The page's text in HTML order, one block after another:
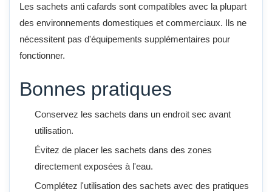
Les sachets anti cafards sont compatibles avec la plupart
des environnements domestiques et commerciaux. Ils ne
nécessitent pas d'équipements supplémentaires pour
fonctionner.
Bonnes pratiques
Conservez les sachets dans un endroit sec avant
utilisation.
Évitez de placer les sachets dans des zones
directement exposées à l'eau.
Complétez l'utilisation des sachets avec des pratiques